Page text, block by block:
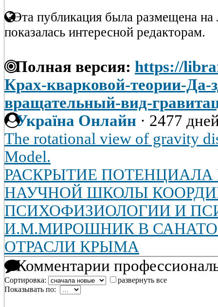
Эта публикация была размещена на
показалась интересной редакторам.
Полная версия: https://
Крах-кварковой-теории-Да-
вращательный-вид-
Україна Онлайн · 2477
The rotational view of gravity
Model.
РАСКРЫТИЕ
НАУЧНОЙ ШКОЛЫ
ПСИХОФИЗИОЛОГИИ И
И.М.МИРОШНИК В
ОТРАСЛИ КРЫМА
Комментарии
Сортировка:
развернуть все
Показывать по: